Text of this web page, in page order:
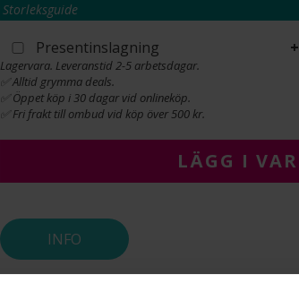
Storleksguide
Presentinslagning +
Lagervara. Leveranstid 2-5 arbetsdagar.
✅ Alltid grymma deals.
✅ Öppet köp i 30 dagar vid onlineköp.
✅ Fri frakt till ombud vid köp över 500 kr.
LÄGG I
INFO